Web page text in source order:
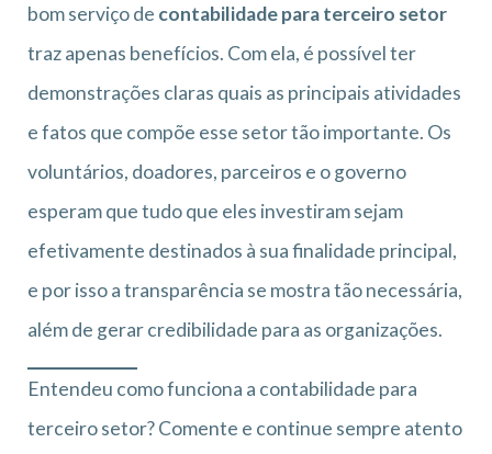
bom serviço de contabilidade para terceiro setor
traz apenas benefícios. Com ela, é possível ter
demonstrações claras quais as principais atividades
e fatos que compõe esse setor tão importante. Os
voluntários, doadores, parceiros e o governo
esperam que tudo que eles investiram sejam
efetivamente destinados à sua finalidade principal,
e por isso a transparência se mostra tão necessária,
além de gerar credibilidade para as organizações.
Entendeu como funciona a contabilidade para
terceiro setor? Comente e continue sempre atento